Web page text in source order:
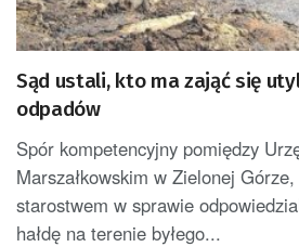
Sąd ustali, kto ma zająć się
odpadów
Spór kompetencyjny pomiędzy
Marszałkowskim w Zielonej
starostwem w sprawie
hałdę na terenie byłego...